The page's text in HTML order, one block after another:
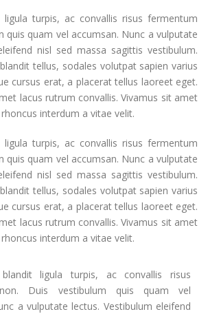
ligula turpis, ac convallis risus fermentum
quis quam vel accumsan. Nunc a vulputate
nisl sed massa sagittis vestibulum.
tellus, sodales volutpat sapien varius
cursus erat, a placerat tellus laoreet eget.
lacus rutrum convallis. Vivamus sit amet
interdum a vitae velit.
ligula turpis, ac convallis risus fermentum
quis quam vel accumsan. Nunc a vulputate
nisl sed massa sagittis vestibulum.
tellus, sodales volutpat sapien varius
cursus erat, a placerat tellus laoreet eget.
lacus rutrum convallis. Vivamus sit amet
interdum a vitae velit.
blandit ligula turpis, ac convallis risus
Duis vestibulum quis quam vel
a vulputate lectus. Vestibulum eleifend